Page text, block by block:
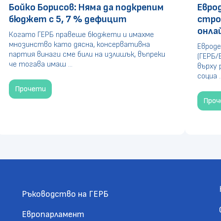
Бойко Борисов: Няма да подкрепим
бюджет с 5, 7 % дефицит
Когато ГЕРБ правеше бюджети и имахме
мнозинство като дясна, консервативна
партия винаги сме били на излишък, въпреки
че тогава имаш ...
Прочети
върху
социа
Ръководство на ГЕРБ
Европарламент